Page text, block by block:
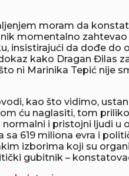
moram da
momentalno
insistirajući da dođe do
kako Dragan Đilas
ni Marinika Tepić nije
kao što vidimo,
ću naglasiti, tom
i pristojni ljudi u
619 miliona evra i
izborima koji su
gubitnik –